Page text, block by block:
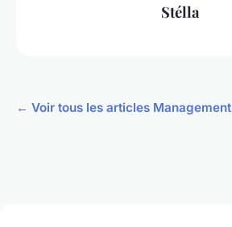
Stélla
← Voir tous les articles Management